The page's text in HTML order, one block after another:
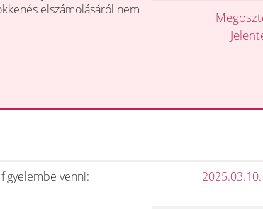
elszámolásáról nem
venni: